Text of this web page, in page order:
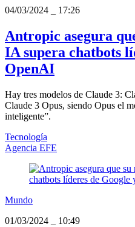
04/03/2024
17:26
Antropic asegura
IA supera chatbots
OpenAI
Hay tres modelos de Claude 3:
Claude 3 Opus, siendo Opus el
inteligente”.
Tecnología
Agencia EFE
Mundo
01/03/2024
10:49